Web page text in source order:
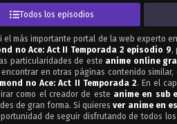
Todos los episodios
más importante portal de la web experto
no Ace: Act II Temporada 2 episodio 9,
particularidades de este anime online
en otras páginas contenido similar,
no Ace: Act II Temporada 2. En el
como el creador de este anime en sub
de gran forma. Si quieresver anime en
de seguir disfrutando de todos